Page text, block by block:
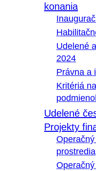
konania
Udelené
2024
Právna a
Kritériá
Udelené
Projekty
prostredia